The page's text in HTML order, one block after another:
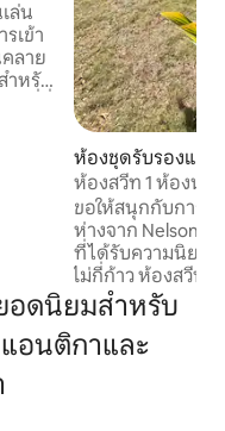
ล่น
เข้า
ลาย
ำหรับ
ห้องชุดรับรองแขกใ
ห้องสวีท 1 ห้องนอ
อกยาร์ดเพียงไม่กี่
ขอให้สนุกกับการอ
ห่างจาก Nelson's
ที่ได้รับความนิยม
ไม่กี่ก้าว ห้องสวีทนี้
ปรับอากาศ Wi-Fi
ห้องน้ำในตัวสุดหรู
เพลิดเพลินกับสิ่งอ
อดนิยมสำหรับ
อนติกาและ